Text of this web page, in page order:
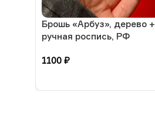
Брошь «Арбуз», дерево +
ручная роспись, РФ
1100 ₽